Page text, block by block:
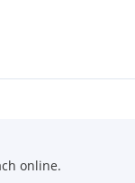
möglich
online.